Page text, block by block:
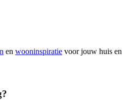
en wooninspiratie voor jouw huis en